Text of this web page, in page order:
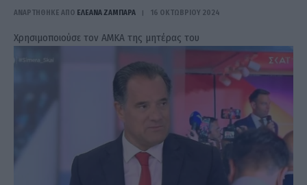
ΑΝΑΡΤΗΘΗΚΕ ΑΠΟ ΕΛΕΑΝΑ ΖΑΜΠΑΡΑ 16 ΟΚΤΩΒΡΊΟΥ 2024
Χρησιμοποιούσε τον ΑΜΚΑ της μητέρας του